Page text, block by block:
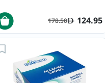
124.95
178.50